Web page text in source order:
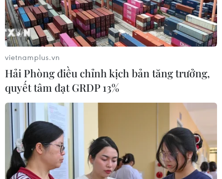
54 độ C vào năm 2020 tại Thung lũng Chết là nhiệt độ
cao nhất được ghi lại một cách đáng tin cậy từ trước tới
nay.
vietnamplus.vn
Hải Phòng điều chỉnh kịch bản tăng trưởng,
quyết tâm đạt GRDP 13%